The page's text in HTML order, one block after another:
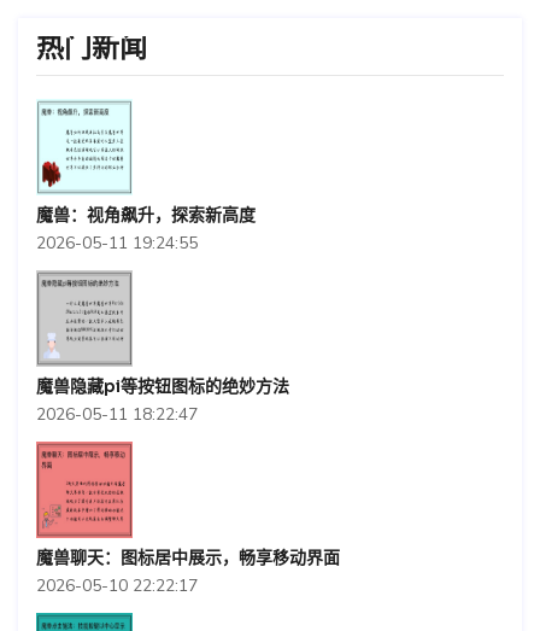
热门新闻
魔兽：视角飙升，探索新高度
2026-05-11 19:24:55
魔兽隐藏pi等按钮图标的绝妙方法
2026-05-11 18:22:47
魔兽聊天：图标居中展示，畅享移动界面
2026-05-10 22:22:17